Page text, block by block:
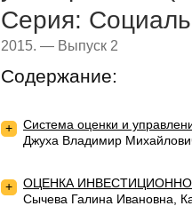
Серия:
2015. — Выпуск 2
Содержание:
+ Система оценки и
Джуха Владимир
+ ОЦЕНКА
Сычева Галина Ивановна,